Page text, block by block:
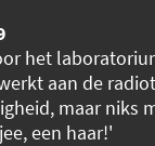
het
aan de
maar niks
een haar!'